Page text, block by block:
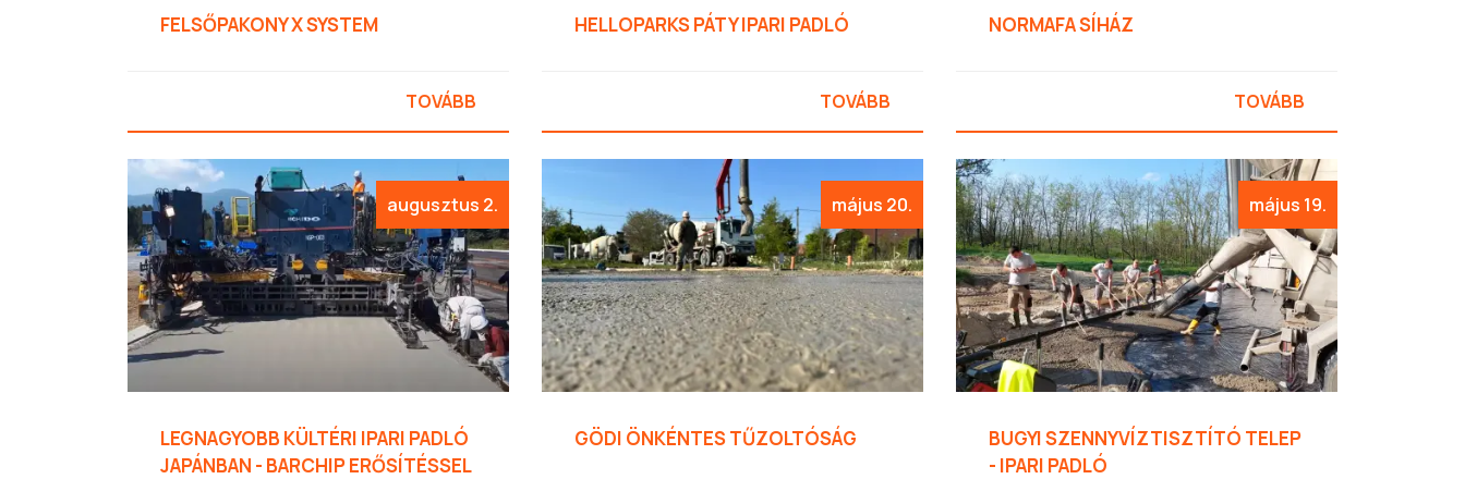
FELSŐPAKONY X SYSTEM
TOVÁBB
HELLOPARKS PÁTY IPARI PADLÓ
TOVÁBB
NORMAFA SÍHÁZ
TOVÁBB
augusztus 2.
LEGNAGYOBB KÜLTÉRI IPARI PADLÓ
JAPÁNBAN - BARCHIP ERŐSÍTÉSSEL
május 20.
GÖDI ÖNKÉNTES TŰZOLTÓSÁG
május 19.
BUGYI SZENNYVÍZTISZTÍTÓ TELEP
- IPARI PADLÓ